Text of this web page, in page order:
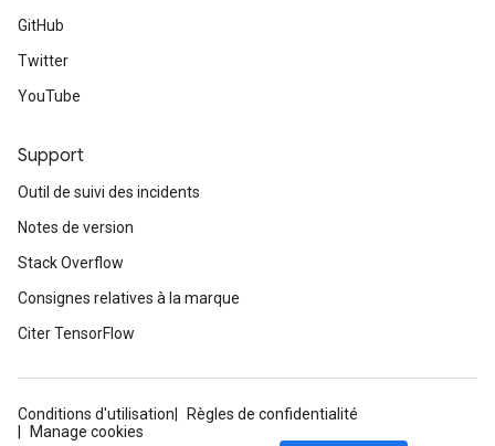
GitHub
Twitter
YouTube
Support
Outil de suivi des incidents
Notes de version
Stack Overflow
Consignes relatives à la marque
Citer TensorFlow
Conditions d'utilisation
Règles de confidentialité
Manage cookies